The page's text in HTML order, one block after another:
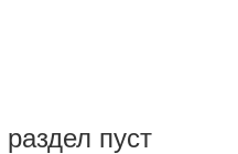
пуст